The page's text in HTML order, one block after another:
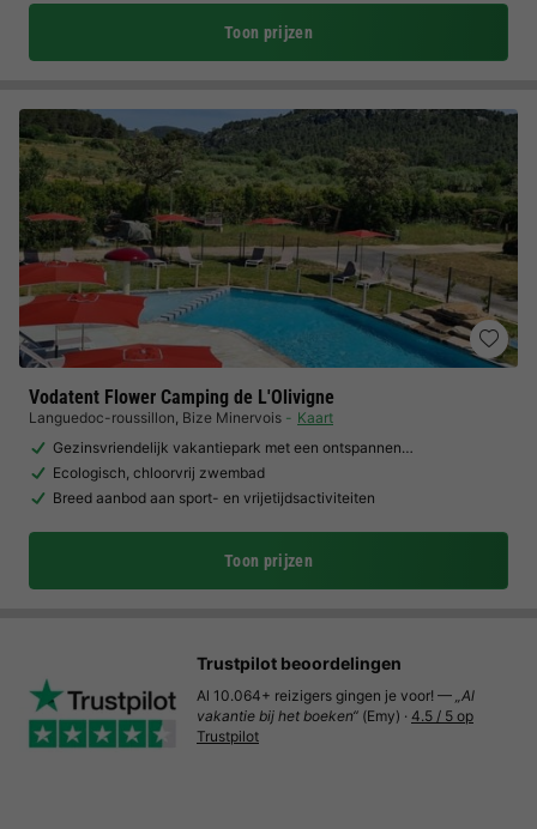
Toon prijzen
Vodatent Flower Camping de L'Olivigne
Languedoc-roussillon, Bize Minervois
Kaart
Gezinsvriendelijk vakantiepark met een ontspannen…
Ecologisch, chloorvrij zwembad
Breed aanbod aan sport- en vrijetijdsactiviteiten
Toon prijzen
Trustpilot beoordelingen
Al 10.064+ reizigers gingen je voor! — „Al
vakantie bij het boeken“ (Emy) · 4.5 / 5 op
Trustpilot